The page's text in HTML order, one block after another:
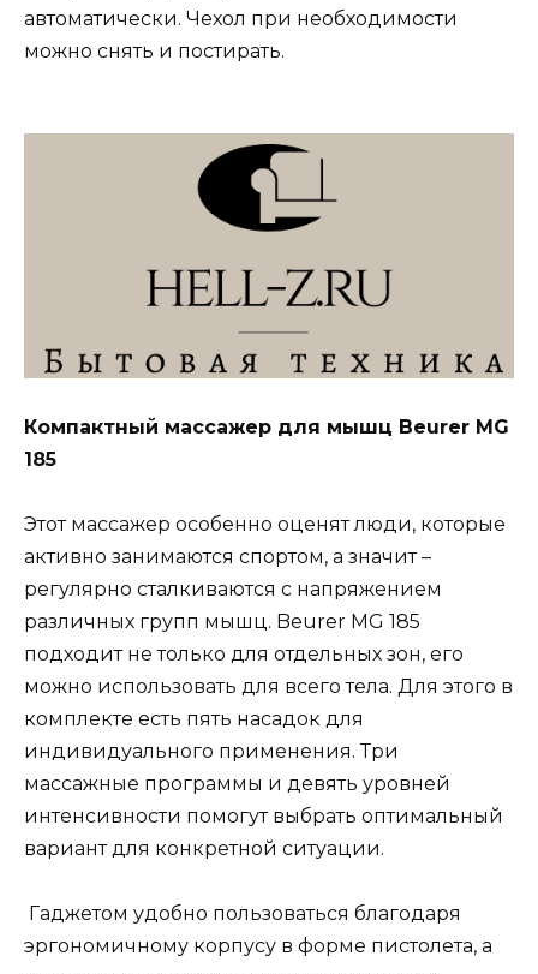
автоматически. Чехол при необходимости
можно снять и постирать.
Компактный массажер для мышц Beurer MG
185
Этот массажер особенно оценят люди, которые
активно занимаются спортом, а значит –
регулярно сталкиваются с напряжением
различных групп мышц. Beurer MG 185
подходит не только для отдельных зон, его
можно использовать для всего тела. Для этого в
комплекте есть пять насадок для
индивидуального применения. Три
массажные программы и девять уровней
интенсивности помогут выбрать оптимальный
вариант для конкретной ситуации.
Гаджетом удобно пользоваться благодаря
эргономичному корпусу в форме пистолета, а